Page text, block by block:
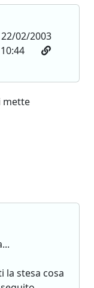
22/02/2003
mette
la stesa cosa